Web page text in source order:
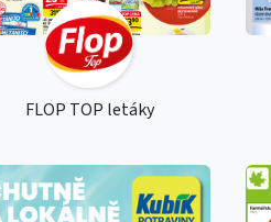
FLOP TOP letáky